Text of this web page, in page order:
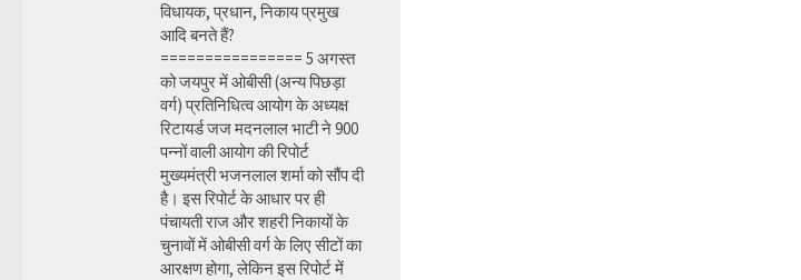
विधायक, प्रधान, निकाय प्रमुख
आदि बनते हैं?
================ 5 अगस्त
को जयपुर में ओबीसी (अन्य पिछड़ा
वर्ग) प्रतिनिधित्व आयोग के अध्यक्ष
रिटायर्ड जज मदनलाल भाटी ने 900
पन्नों वाली आयोग की रिपोर्ट
मुख्यमंत्री भजनलाल शर्मा को सौंप दी
है। इस रिपोर्ट के आधार पर ही
पंचायती राज और शहरी निकायों के
चुनावों में ओबीसी वर्ग के लिए सीटों का
आरक्षण होगा, लेकिन इस रिपोर्ट में